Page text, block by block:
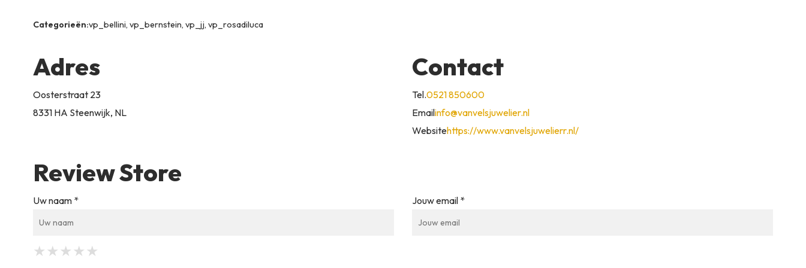
Categorieën:vp_bellini, vp_bernstein, vp_jj, vp_rosadiluca
Adres
Oosterstraat 23
8331 HA Steenwijk, NL
Contact
Tel.0521 850600
Emailinfo@vanvelsjuwelier.nl
Websitehttps://www.vanvelsjuwelierr.nl/
Review Store
Uw naam * Jouw email *
★
★ ★
★ ★ ★
★ ★ ★ ★
★ ★ ★ ★ ★